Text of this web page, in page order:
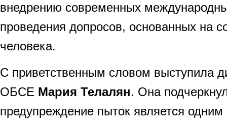
внедрению современных
проведения допросов, основанных на
человека.
С приветственным словом выступила
ОБСЕ Мария Телалян. Она
предупреждение пыток является